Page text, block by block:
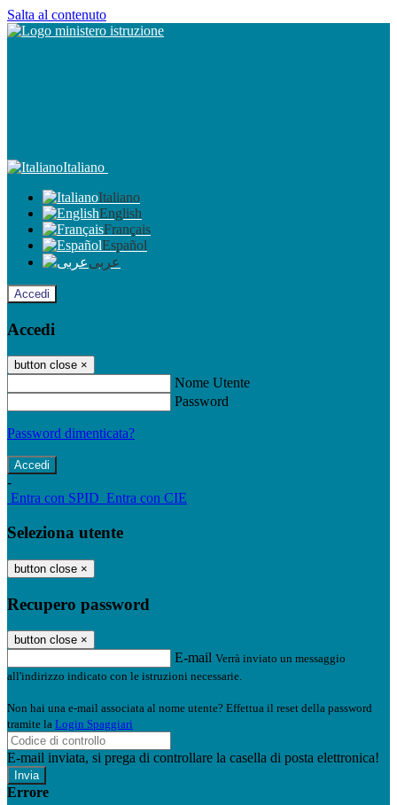
Salta al contenuto
Italiano
Italiano
English
Français
Español
عربى
Accedi
Accedi
button close ×
Nome Utente
Password
Password dimenticata?
-
Entra con SPID Entra con CIE
Seleziona utente
button close ×
Recupero password
button close ×
E-mail Verrà inviato un messaggio
all'indirizzo indicato con le istruzioni necessarie.
Non hai una e-mail associata al nome utente? Effettua il reset della password
tramite la Login Spaggiari
E-mail inviata, si prega di controllare la casella di posta elettronica!
Errore